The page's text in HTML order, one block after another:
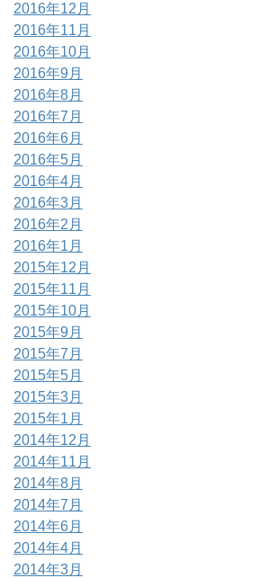
2016年12月
2016年11月
2016年10月
2016年9月
2016年8月
2016年7月
2016年6月
2016年5月
2016年4月
2016年3月
2016年2月
2016年1月
2015年12月
2015年11月
2015年10月
2015年9月
2015年7月
2015年5月
2015年3月
2015年1月
2014年12月
2014年11月
2014年8月
2014年7月
2014年6月
2014年4月
2014年3月